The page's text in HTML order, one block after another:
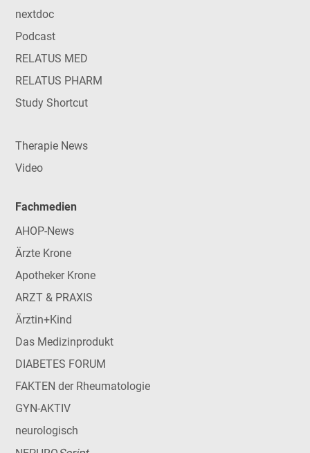
nextdoc
Podcast
RELATUS MED
RELATUS PHARM
Study Shortcut
Therapie News
Video
Fachmedien
AHOP-News
Ärzte Krone
Apotheker Krone
ARZT & PRAXIS
Ärztin+Kind
Das Medizinprodukt
DIABETES FORUM
FAKTEN der Rheumatologie
GYN-AKTIV
neurologisch